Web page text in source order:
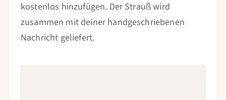
kostenlos hinzufügen. Der Strauß wird
zusammen mit deiner handgeschriebenen
Nachricht geliefert.